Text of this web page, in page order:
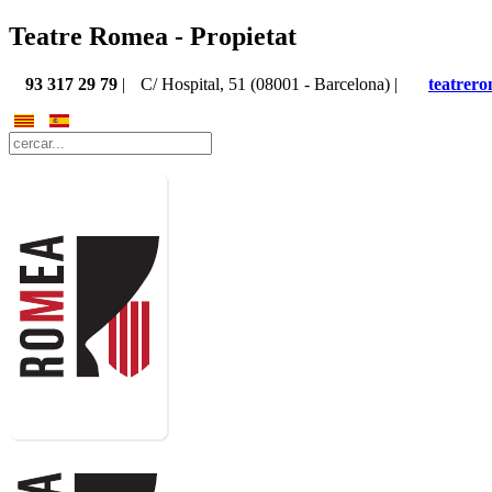
Teatre Romea - Propietat
93 317 29 79 | C/ Hospital, 51 (08001 - Barcelona) |